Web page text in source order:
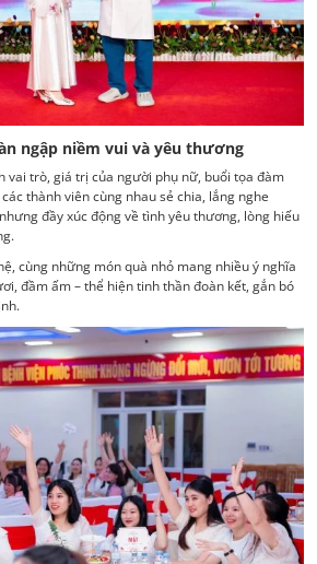
ngập niềm vui và yêu thương
vai trò, giá trị của người phụ nữ, buổi tọa đàm
thành viên cùng nhau sẻ chia, lắng nghe
đầy xúc động về tình yêu thương, lòng hiếu
cùng những món quà nhỏ mang nhiều ý nghĩa
đầm ấm – thể hiện tinh thần đoàn kết, gắn bó